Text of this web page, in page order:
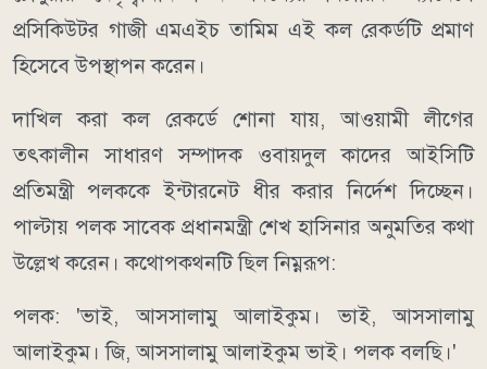
প্রসিকিউটর গাজী এমএইচ তামিম এই কল রেকর্ডটি প্রমাণ
হিসেবে উপস্থাপন করেন।
দাখিল করা কল রেকর্ডে শোনা যায়, আওয়ামী লীগের
তৎকালীন সাধারণ সম্পাদক ওবায়দুল কাদের আইসিটি
প্রতিমন্ত্রী পলককে ইন্টারনেট ধীর করার নির্দেশ দিচ্ছেন।
পাল্টায় পলক সাবেক প্রধানমন্ত্রী শেখ হাসিনার অনুমতির কথা
উল্লেখ করেন। কথোপকথনটি ছিল নিম্নরূপ:
পলক: 'ভাই, আসসালামু আলাইকুম। ভাই, আসসালামু
আলাইকুম। জি, আসসালামু আলাইকুম ভাই। পলক বলছি।'